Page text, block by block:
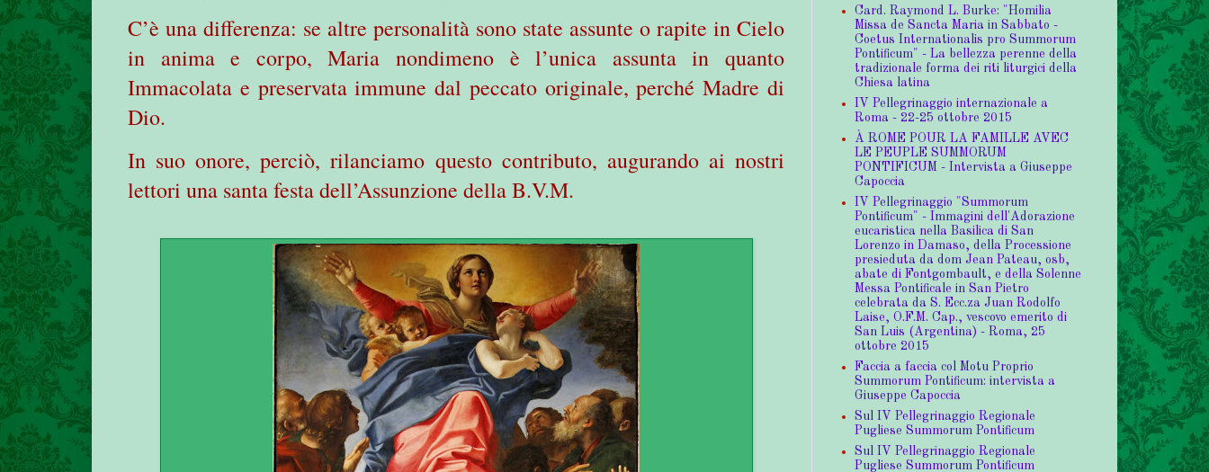
C’è una differenza: se altre personalità sono state assunte o rapite in Cielo
in anima e corpo, Maria nondimeno è l’unica assunta in quanto
Immacolata e preservata immune dal peccato originale, perché Madre di
Dio.
In suo onore, perciò, rilanciamo questo contributo, augurando ai nostri
lettori una santa festa dell’Assunzione della B.V.M.
Card. Raymond L. Burke: "Homilia
Missa de Sancta Maria in Sabbato -
Coetus Internationalis pro Summorum
Pontificum" - La bellezza perenne della
tradizionale forma dei riti liturgici della
Chiesa latina
IV Pellegrinaggio internazionale a
Roma - 22-25 ottobre 2015
À ROME POUR LA FAMILLE AVEC
LE PEUPLE SUMMORUM
PONTIFICUM - Intervista a Giuseppe
Capoccia
IV Pellegrinaggio "Summorum
Pontificum" - Immagini dell'Adorazione
eucaristica nella Basilica di San
Lorenzo in Damaso, della Processione
presieduta da dom Jean Pateau, osb,
abate di Fontgombault, e della Solenne
Messa Pontificale in San Pietro
celebrata da S. Ecc.za Juan Rodolfo
Laise, O.F.M. Cap., vescovo emerito di
San Luis (Argentina) - Roma, 25
ottobre 2015
Faccia a faccia col Motu Proprio
Summorum Pontificum: intervista a
Giuseppe Capoccia
Sul IV Pellegrinaggio Regionale
Pugliese Summorum Pontificum
Sul IV Pellegrinaggio Regionale
Pugliese Summorum Pontificum